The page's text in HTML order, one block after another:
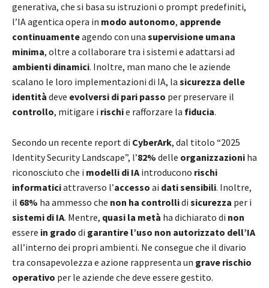
generativa, che si basa su istruzioni o prompt predefiniti,
l’IA agentica opera in modo autonomo, apprende
continuamenteagendo con una supervisione umana
minima, oltre a collaborare tra i sistemi e adattarsi ad
ambienti dinamici. Inoltre, man mano che le aziende
scalano le loro implementazioni di IA, la sicurezza delle
identità deve evolversi di pari passo per preservare il
controllo, mitigare i rischie rafforzare la fiducia.
Secondo un recente report di CyberArk, dal titolo “2025
Identity Security Landscape”, l’82% delle organizzazioni ha
riconosciuto che i modelli di IAintroducono rischi
informaticiattraverso l’accesso ai dati sensibili. Inoltre,
il 68% ha ammesso che non ha controllidi sicurezza per i
sistemi di IA. Mentre, quasi la metà ha dichiarato di non
essere in grado di garantire l’uso non autorizzato dell’IA
all’interno dei propri ambienti. Ne consegue che il divario
tra consapevolezza e azione rappresenta un grave rischio
operativo per le aziende che deve essere gestito.